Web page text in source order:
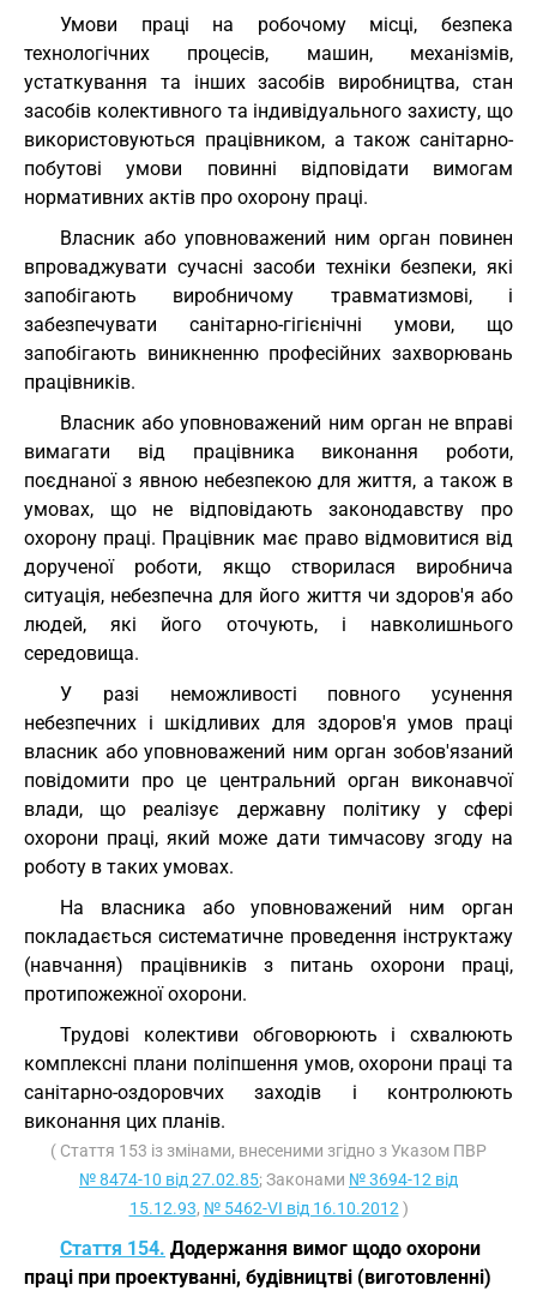
Умови праці на робочому місці, безпека
технологічних процесів, машин, механізмів,
устаткування та інших засобів виробництва, стан
засобів колективного та індивідуального захисту, що
використовуються працівником, а також санітарно-
побутові умови повинні відповідати вимогам
нормативних актів про охорону праці.
Власник або уповноважений ним орган повинен
впроваджувати сучасні засоби техніки безпеки, які
запобігають виробничому травматизмові, і
забезпечувати санітарно-гігієнічні умови, що
запобігають виникненню професійних захворювань
працівників.
Власник або уповноважений ним орган не вправі
вимагати від працівника виконання роботи,
поєднаної з явною небезпекою для життя, а також в
умовах, що не відповідають законодавству про
охорону праці. Працівник має право відмовитися від
дорученої роботи, якщо створилася виробнича
ситуація, небезпечна для його життя чи здоров'я або
людей, які його оточують, і навколишнього
середовища.
У разі неможливості повного усунення
небезпечних і шкідливих для здоров'я умов праці
власник або уповноважений ним орган зобов'язаний
повідомити про це центральний орган виконавчої
влади, що реалізує державну політику у сфері
охорони праці, який може дати тимчасову згоду на
роботу в таких умовах.
На власника або уповноважений ним орган
покладається систематичне проведення інструктажу
(навчання) працівників з питань охорони праці,
протипожежної охорони.
Трудові колективи обговорюють і схвалюють
комплексні плани поліпшення умов, охорони праці та
санітарно-оздоровчих заходів і контролюють
виконання цих планів.
( Стаття 153 із змінами, внесеними згідно з Указом ПВР
№ 8474-10 від 27.02.85; Законами № 3694-12 від
15.12.93, № 5462-VI від 16.10.2012 )
Стаття 154. Додержання вимог щодо охорони
праці при проектуванні, будівництві (виготовленні)